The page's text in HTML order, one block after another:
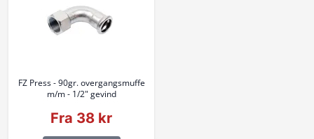
FZ Press - 90gr. overgangsmuffe
m/m - 1/2" gevind
Fra 38 kr